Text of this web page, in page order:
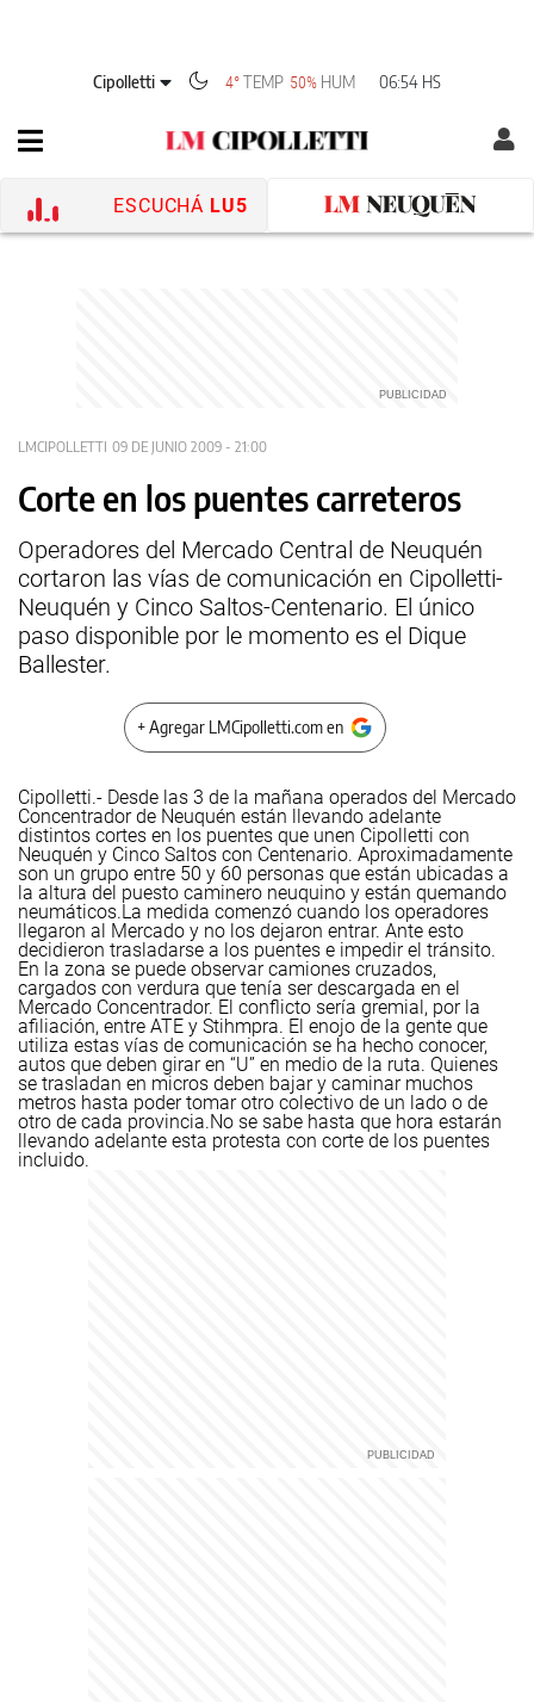
Cipolletti 4°TEMP 50% HUM 06:54 HS
ESCUCHÁ LU5
LMCIPOLLETTI 09 DE JUNIO 2009 - 21:00
Corte en los puentes carreteros
Operadores del Mercado Central de Neuquén
cortaron las vías de comunicación en Cipolletti-
Neuquén y Cinco Saltos-Centenario. El único
paso disponible por le momento es el Dique
Ballester.
+ Agregar LMCipolletti.com en
Cipolletti.- Desde las 3 de la mañana operados del Mercado
Concentrador de Neuquén están llevando adelante
distintos cortes en los puentes que unen Cipolletti con
Neuquén y Cinco Saltos con Centenario. Aproximadamente
son un grupo entre 50 y 60 personas que están ubicadas a
la altura del puesto caminero neuquino y están quemando
neumáticos.La medida comenzó cuando los operadores
llegaron al Mercado y no los dejaron entrar. Ante esto
decidieron trasladarse a los puentes e impedir el tránsito.
En la zona se puede observar camiones cruzados,
cargados con verdura que tenía ser descargada en el
Mercado Concentrador. El conflicto sería gremial, por la
afiliación, entre ATE y Stihmpra. El enojo de la gente que
utiliza estas vías de comunicación se ha hecho conocer,
autos que deben girar en “U” en medio de la ruta. Quienes
se trasladan en micros deben bajar y caminar muchos
metros hasta poder tomar otro colectivo de un lado o de
otro de cada provincia.No se sabe hasta que hora estarán
llevando adelante esta protesta con corte de los puentes
incluido.